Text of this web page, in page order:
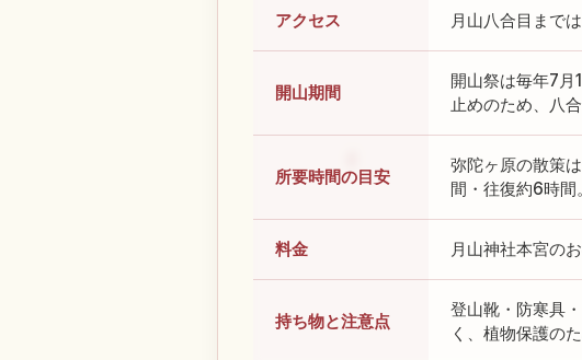
アクセス 月山八合目まで
開山期間
開山祭は毎年7月
止めのため、八
所要時間の目安
弥陀ヶ原の散策
間・往復約6時間。
料金 月山神社本宮の
持ち物と注意点
登山靴・防寒具
く、植物保護の